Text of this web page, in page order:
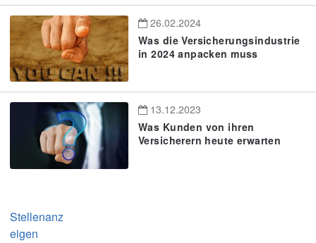
26.02.2024
Was die Versicherungsindustrie
in 2024 anpacken muss
13.12.2023
Was Kunden von ihren
Versicherern heute erwarten
Stellenanz
eigen